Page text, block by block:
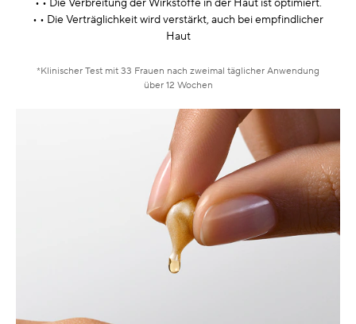
• • Die Verbreitung der Wirkstoffe in der Haut ist optimiert.
• • Die Verträglichkeit wird verstärkt, auch bei empfindlicher
Haut
*Klinischer Test mit 33 Frauen nach zweimal täglicher Anwendung
über 12 Wochen